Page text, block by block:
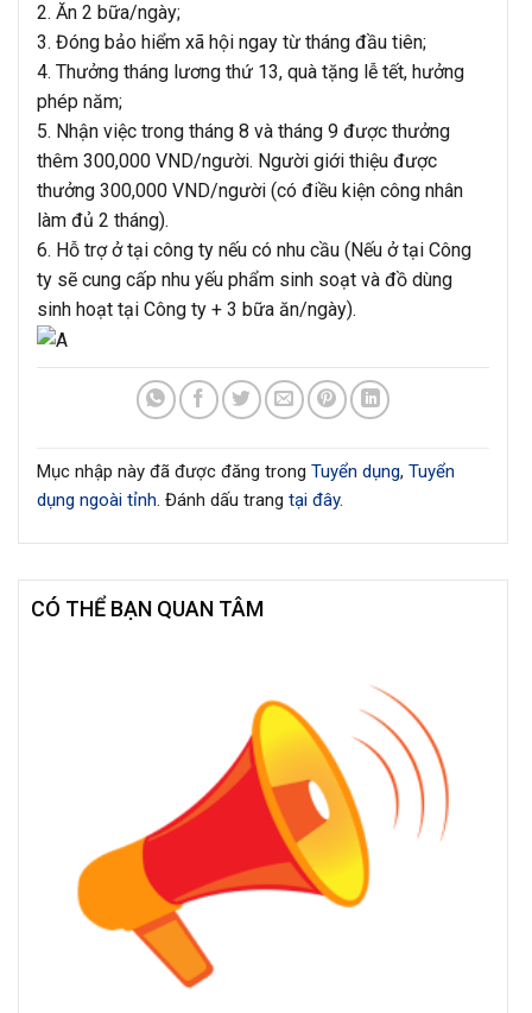
2. Ăn 2 bữa/ngày;
3. Đóng bảo hiểm xã hội ngay từ tháng đầu tiên;
4. Thưởng tháng lương thứ 13, quà tặng lễ tết, hưởng
phép năm;
5. Nhận việc trong tháng 8 và tháng 9 được thưởng
thêm 300,000 VND/người. Người giới thiệu được
thưởng 300,000 VND/người (có điều kiện công nhân
làm đủ 2 tháng).
6. Hỗ trợ ở tại công ty nếu có nhu cầu (Nếu ở tại Công
ty sẽ cung cấp nhu yếu phẩm sinh soạt và đồ dùng
sinh hoạt tại Công ty + 3 bữa ăn/ngày).
Mục nhập này đã được đăng trong Tuyển dụng, Tuyển
dụng ngoài tỉnh. Đánh dấu trang tại đây.
CÓ THỂ BẠN QUAN TÂM